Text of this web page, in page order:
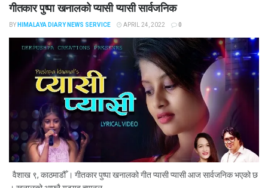
गीतकार पुष्पा खनालको प्यासी प्यासी सार्वजनिक
BY HIMALAYA DIARY NEWS SERVICE APRIL 24, 2022 0
वैशाख ९, काठमाडौँ । गीतकार पुष्पा खनालको गीत प्यासी प्यासी आज सार्वजनिक भएको छ